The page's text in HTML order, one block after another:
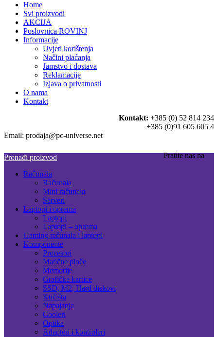
Home
Svi proizvodi
AKCIJA
Poslovnica ROVINJ
Informacije
Uvjeti korištenja
Načini plaćanja
Jamstvo i dostava
Reklamacije
Izjava o privatnosti
O nama
Kontakt
Kontakt: +385 (0) 52 814 234
+385 (0)91 605 605 4
Email: prodaja@pc-universe.net
Pratite nas na
Pronađi proizvod
Računala
Računala
Mini računala
Serveri
Laptopi i oprema
Laptopi
Laptopi – oprema
Gaming računala i laptopi
Komponente
Procesori
Matične ploče
Memorije
Grafičke kartice
SSD, M2, Hard diskovi
Kućišta
Napajanja
Cooleri
Optika
Adapteri i kontroleri